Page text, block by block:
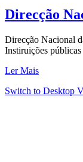
Direcção
Direcção Nacional
Instiruições públicas
Ler Mais
Switch to Desktop